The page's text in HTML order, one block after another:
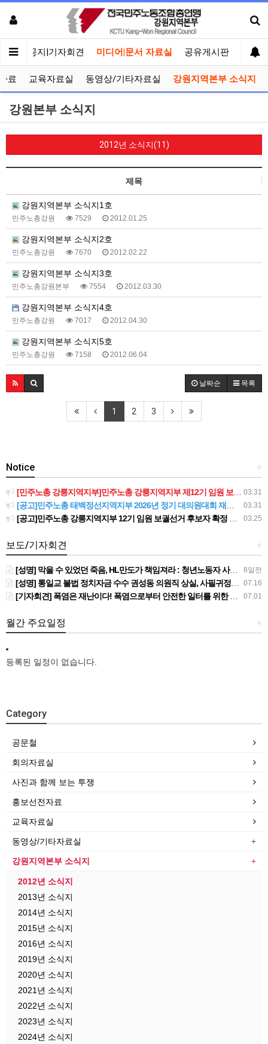
인 공지|기자회견 미디어|문서 자료실 공유게시판 선거
료 교육자료실 동영상/기타자료실 강원지역본부 소식지
강원본부 소식지
2012년 소식지(11)
제목
강원지역본부 소식지1호
민주노총강원 7529 2012.01.25
강원지역본부 소식지2호
민주노총강원 7670 2012.02.22
강원지역본부 소식지3호
민주노총강원본부 7554 2012.03.30
강원지역본부 소식지4호
민주노총강원 7017 2012.04.30
강원지역본부 소식지5호
민주노총강원 7158 2012.06.04
날짜순 목록
1 2 3
+
Notice
03.31
[민주노총 강릉지역지부]민주노총 강릉지역지부 제12기 임원 보궐선거결과 공고
03.31
[공고]민주노총 태백정선지역지부 2026년 정기 대의원대회 재소집 건
03.25
[공고]민주노총 강릉지역지부 12기 임원 보궐선거 후보자 확정 공고
+
보도/기자회견
8일전
[성명] 막을 수 있었던 죽음, HL만도가 책임져라 : 청년노동자 사망사고의 철저한 진상규명과 재발방지 대책 마련하라
07.16
[성명] 통일교 불법 정치자금 수수 권성동 의원직 상실, 사필귀정이다
07.01
[기자회견] 폭염은 재난이다! 폭염으로부터 안전한 일터를 위한 민주노총 강원지역본부 폭염감시단 선포 기자회견
+
월간 주요일정
등록된 일정이 없습니다.
Category
공문철
회의자료실
사진과 함께 보는 투쟁
홍보선전자료
교육자료실
동영상/기타자료실
강원지역본부 소식지
2012년 소식지
2013년 소식지
2014년 소식지
2015년 소식지
2016년 소식지
2019년 소식지
2020년 소식지
2021년 소식지
2022년 소식지
2023년 소식지
2024년 소식지